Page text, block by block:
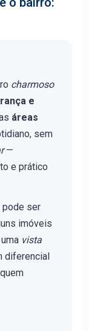
charmoso
e
áreas
sem
—
e prático
pode ser
imóveis
vista
diferencial